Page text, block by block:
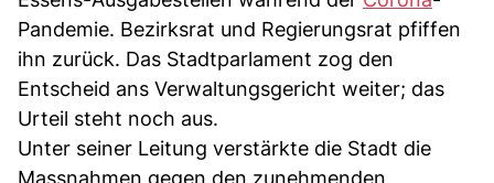
Pandemie. Bezirksrat und Regierungsrat pfiffen
ihn zurück. Das Stadtparlament zog den
Entscheid ans Verwaltungsgericht weiter; das
Urteil steht noch aus.
Unter seiner Leitung verstärkte die Stadt die
Massnahmen gegen den zunehmenden